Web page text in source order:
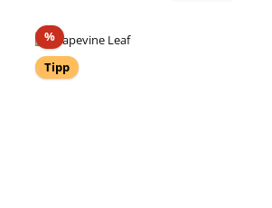
%Rabatt
Tipp